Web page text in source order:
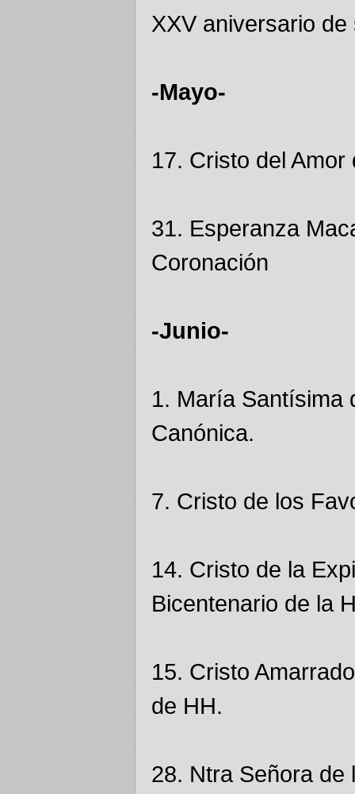
XXV aniversario
-Mayo-
17. Cristo del
31. Esperanza
Coronación
-Junio-
1. María Santísima
Canónica.
7. Cristo de los
14. Cristo de la
Bicentenario de la
15. Cristo
de HH.
28. Ntra Señora de